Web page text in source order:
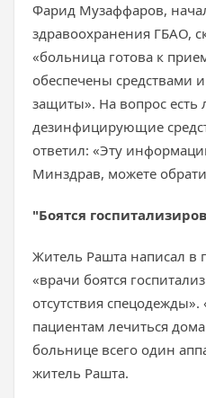
Фарид Музаффаров,
здравоохранения ГБАО,
«больница готова к
обеспечены средствами
защиты». На вопрос
дезинфицирующие
ответил: «Эту
Минздрав, можете
"Боятся
Житель Рашта написал в
«врачи боятся
отсутствия
пациентам лечиться
больнице всего один
житель Рашта.